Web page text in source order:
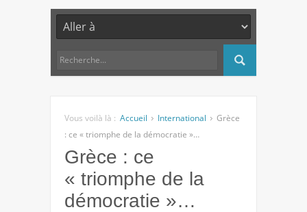
Vous voilà là : Accueil International
Grèce
: ce « triomphe de la démocratie »…
Grèce : ce
« triomphe de la
démocratie »…